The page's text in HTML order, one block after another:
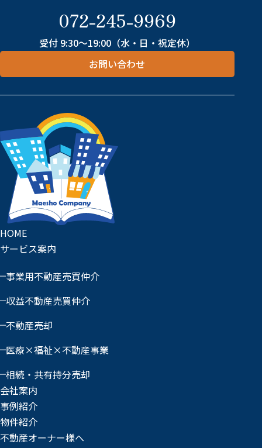
072-245-9969
受付 9:30～19:00（水・日・祝定休）
お問い合わせ
HOME
サービス案内
事業用不動産売買仲介
収益不動産売買仲介
不動産売却
医療×福祉×不動産事業
相続・共有持分売却
会社案内
事例紹介
物件紹介
不動産オーナー様へ